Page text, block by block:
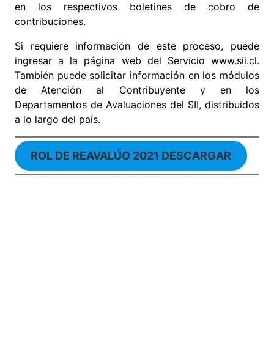
en los respectivos boletines de cobro de
contribuciones.
Si requiere información de este proceso, puede
ingresar a la página web del Servicio www.sii.cl.
También puede solicitar información en los módulos
de Atención al Contribuyente y en los
Departamentos de Avaluaciones del SII, distribuidos
a lo largo del país.
ROL DE REAVALÚO 2021 DESCARGAR